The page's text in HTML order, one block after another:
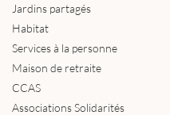
Jardins partagés
Habitat
Services à la personne
Maison de retraite
CCAS
Associations Solidarités